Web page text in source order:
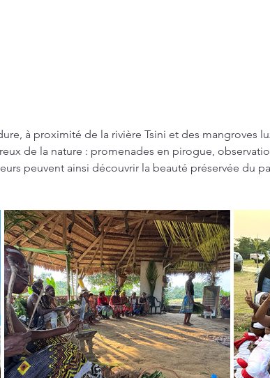
à proximité de la rivière Tsini et des mangroves
de la nature : promenades en pirogue,
peuvent ainsi découvrir la beauté préservée du